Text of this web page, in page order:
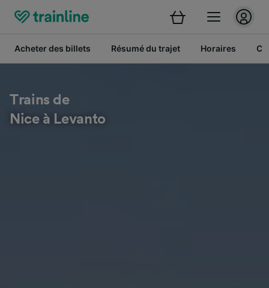
Acheter des billets Résumé du trajet Horaires
Trains de
Nice à Levanto